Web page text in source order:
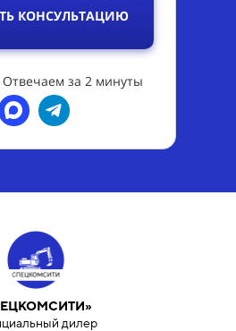
КОНСУЛЬТАЦИЮ
за 2 минуты
дилер